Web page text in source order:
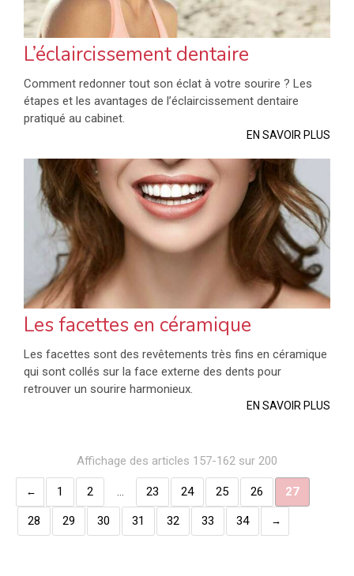
L’éclaircissement dentaire
Comment redonner tout son éclat à votre sourire ? Les
étapes et les avantages de l’éclaircissement dentaire
pratiqué au cabinet.
EN SAVOIR PLUS
Les facettes en céramique
Les facettes sont des revêtements très fins en céramique
qui sont collés sur la face externe des dents pour
retrouver un sourire harmonieux.
EN SAVOIR PLUS
Affichage des articles 157-162 sur 200
1 2 … 23 24 25 26 27
28 29 30 31 32 33 34